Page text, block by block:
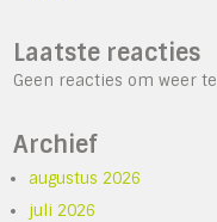
Laatste reacties
Geen reacties om weer
Archief
augustus 2026
juli 2026